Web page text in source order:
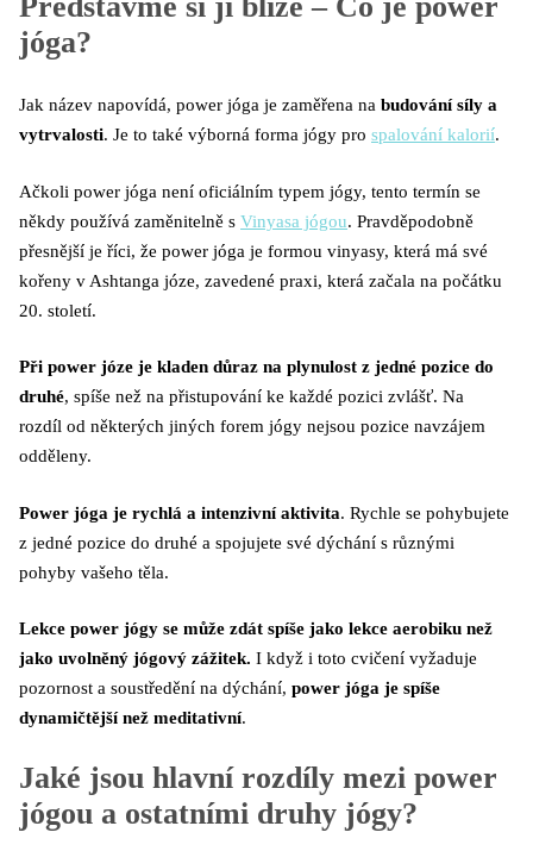
jóga?
Jak název napovídá, power jóga je zaměřena na budování síly a
vytrvalosti. Je to také výborná forma jógy pro spalování kalorií.
Ačkoli power jóga není oficiálním typem jógy, tento termín se
někdy používá zaměnitelně s Vinyasa jógou. Pravděpodobně
přesnější je říci, že power jóga je formou vinyasy, která má své
kořeny v Ashtanga józe, zavedené praxi, která začala na počátku
20. století.
Při power józe je kladen důraz na plynulost z jedné pozice do
druhé, spíše než na přistupování ke každé pozici zvlášť. Na
rozdíl od některých jiných forem jógy nejsou pozice navzájem
odděleny.
Power jóga je rychlá a intenzivní aktivita. Rychle se pohybujete
z jedné pozice do druhé a spojujete své dýchání s různými
pohyby vašeho těla.
Lekce power jógy se může zdát spíše jako lekce aerobiku než
jako uvolněný jógový zážitek. I když i toto cvičení vyžaduje
pozornost a soustředění na dýchání, power jóga je spíše
dynamičtější než meditativní.
Jaké jsou hlavní rozdíly mezi power
jógou a ostatními druhy jógy?